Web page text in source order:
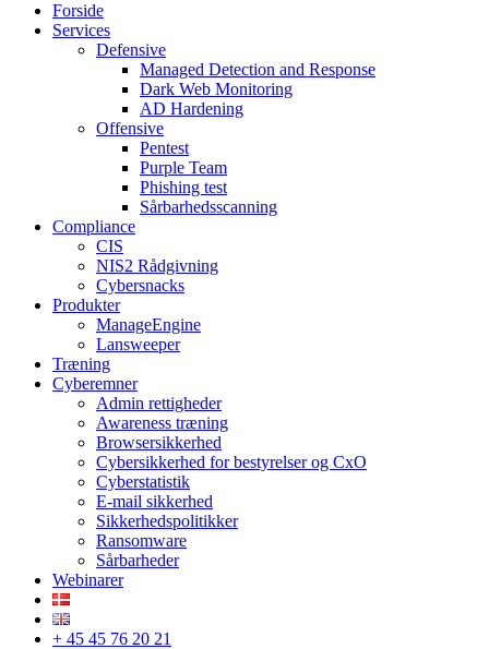
Forside
Services
Defensive
Managed Detection and Response
Dark Web Monitoring
AD Hardening
Offensive
Pentest
Purple Team
Phishing test
Sårbarhedsscanning
Compliance
CIS
NIS2 Rådgivning
Cybersnacks
Produkter
ManageEngine
Lansweeper
Træning
Cyberemner
Admin rettigheder
Awareness træning
Browsersikkerhed
Cybersikkerhed for bestyrelser og CxO
Cyberstatistik
E-mail sikkerhed
Sikkerhedspolitikker
Ransomware
Sårbarheder
Webinarer
+ 45 45 76 20 21